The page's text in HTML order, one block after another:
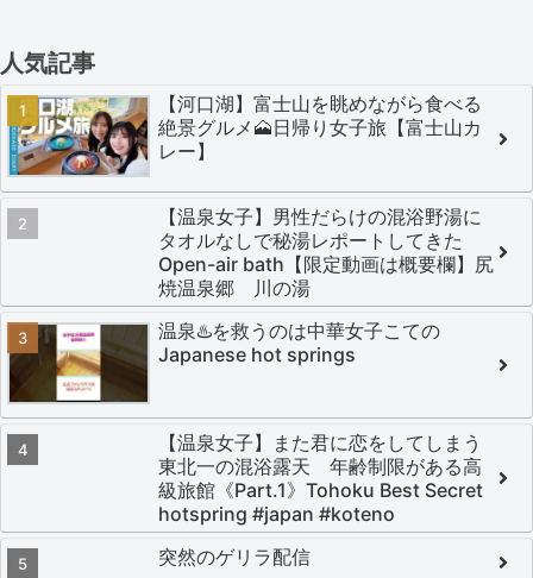
人気記事
【河口湖】富士山を眺めながら食べる
絶景グルメ🗻日帰り女子旅【富士山カ
レー】
【温泉女子】男性だらけの混浴野湯に
タオルなしで秘湯レポートしてきた
Open-air bath【限定動画は概要欄】尻
焼温泉郷 川の湯
温泉♨️を救うのは中華女子こての
Japanese hot springs
【温泉女子】また君に恋をしてしまう
東北一の混浴露天 年齢制限がある高
級旅館《Part.1》Tohoku Best Secret
hotspring #japan #koteno
突然のゲリラ配信